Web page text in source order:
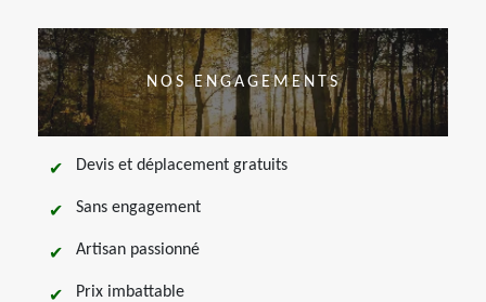
NOS ENGAGEMENTS
Devis et déplacement gratuits
Sans engagement
Artisan passionné
Prix imbattable